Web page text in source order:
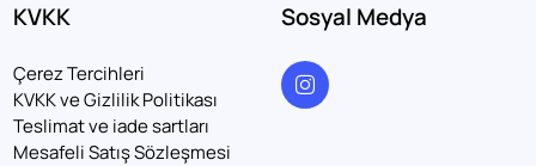
KVKK
Çerez Tercihleri
KVKK ve Gizlilik Politikası
Teslimat ve iade sartları
Mesafeli Satış Sözleşmesi
Sosyal Medya